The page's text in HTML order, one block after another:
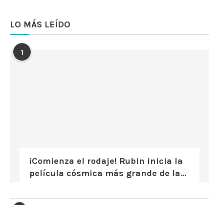
LO MÁS LEÍDO
1
¡Comienza el rodaje! Rubin inicia la
película cósmica más grande de la...